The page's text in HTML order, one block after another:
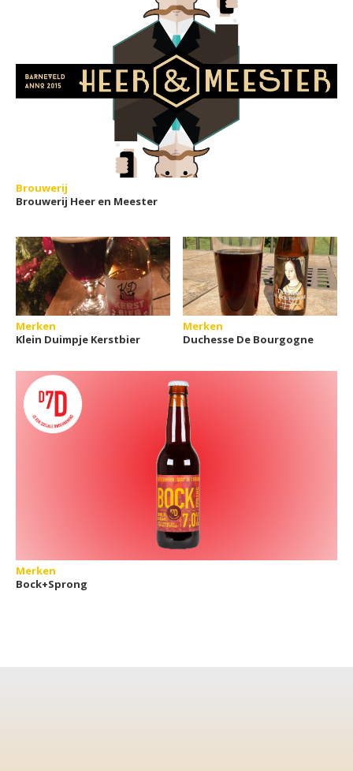
Brouwerij
Brouwerij Heer en Meester
Merken
Klein Duimpje Kerstbier
Merken
Duchesse De Bourgogne
Merken
Bock+Sprong